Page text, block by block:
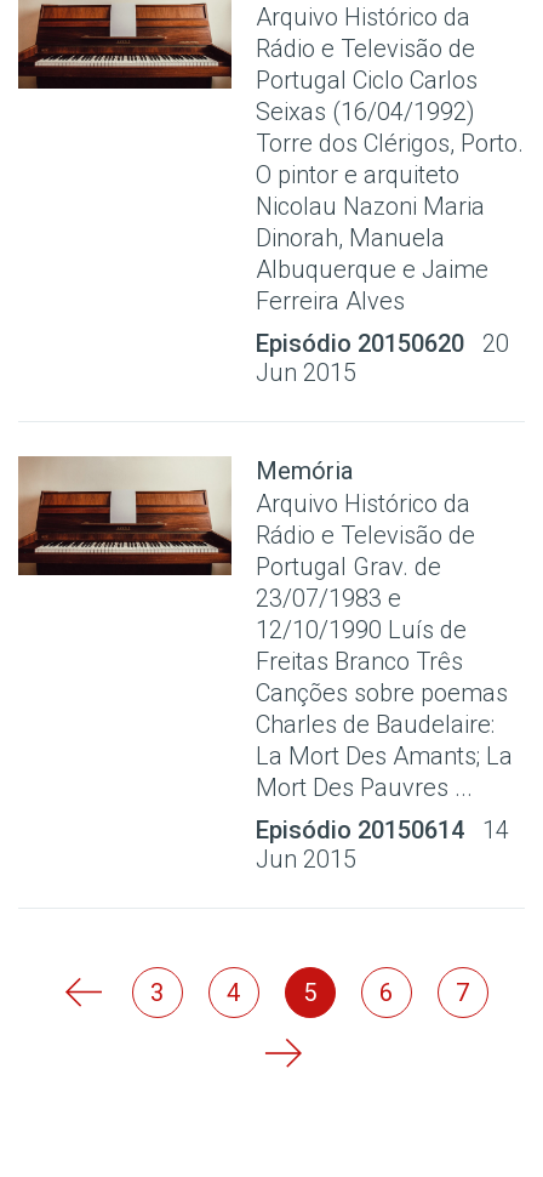
Arquivo Histórico da
Rádio e Televisão de
Portugal Ciclo Carlos
Seixas (16/04/1992)
Torre dos Clérigos, Porto.
O pintor e arquiteto
Nicolau Nazoni Maria
Dinorah, Manuela
Albuquerque e Jaime
Ferreira Alves
Episódio 20150620
20
Jun 2015
Memória
Arquivo Histórico da
Rádio e Televisão de
Portugal Grav. de
23/07/1983 e
12/10/1990 Luís de
Freitas Branco Três
Canções sobre poemas
Charles de Baudelaire:
La Mort Des Amants; La
Mort Des Pauvres ...
Episódio 20150614
14
Jun 2015
3 4 5 6 7